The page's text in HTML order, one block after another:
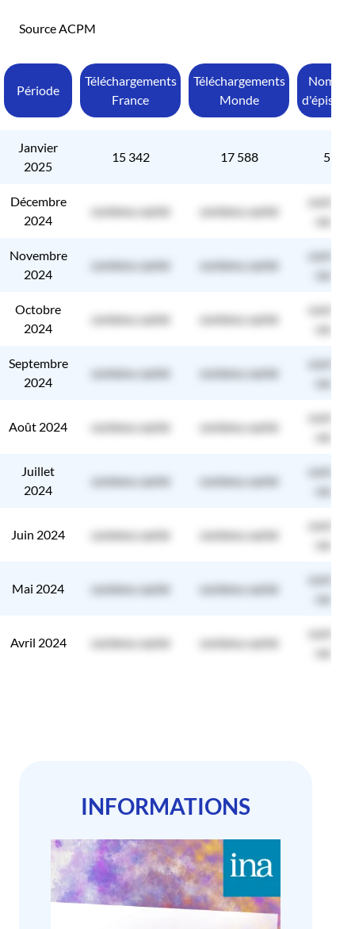
Source ACPM
Période
Téléchargements
France
Téléchargements
Monde
Nombre
Janvier
2025
15 342 17 588 53
Décembre
2024
contenu caché contenu caché
contenu
caché
Novembre
2024
contenu caché contenu caché
contenu
caché
Octobre
2024
contenu caché contenu caché
contenu
caché
Septembre
2024
contenu caché contenu caché
contenu
caché
Août 2024 contenu caché contenu caché
contenu
caché
Juillet
2024
contenu caché contenu caché
contenu
caché
Juin 2024 contenu caché contenu caché
contenu
caché
Mai 2024 contenu caché contenu caché
contenu
caché
Avril 2024 contenu caché contenu caché
contenu
caché
INFORMATIONS